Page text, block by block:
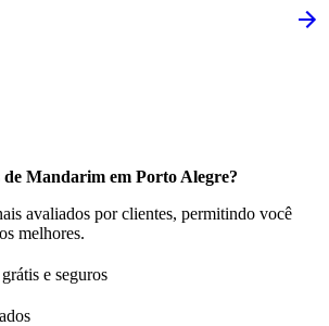
de Mandarim em Porto Alegre?
avaliados por clientes, permitindo você
melhores.
e seguros